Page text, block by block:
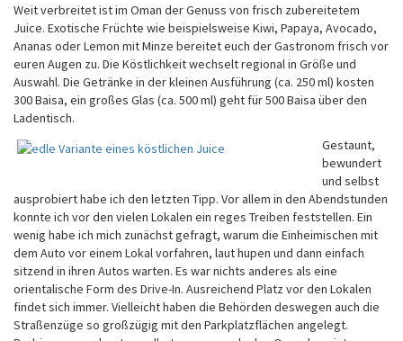
Weit verbreitet ist im Oman der Genuss von frisch zubereitetem
Juice. Exotische Früchte wie beispielsweise Kiwi, Papaya, Avocado,
Ananas oder Lemon mit Minze bereitet euch der Gastronom frisch vor
euren Augen zu. Die Köstlichkeit wechselt regional in Größe und
Auswahl. Die Getränke in der kleinen Ausführung (ca. 250 ml) kosten
300 Baisa, ein großes Glas (ca. 500 ml) geht für 500 Baisa über den
Ladentisch.
Gestaunt,
bewundert
und selbst
ausprobiert habe ich den letzten Tipp. Vor allem in den Abendstunden
konnte ich vor den vielen Lokalen ein reges Treiben feststellen. Ein
wenig habe ich mich zunächst gefragt, warum die Einheimischen mit
dem Auto vor einem Lokal vorfahren, laut hupen und dann einfach
sitzend in ihren Autos warten. Es war nichts anderes als eine
orientalische Form des Drive-In. Ausreichend Platz vor den Lokalen
findet sich immer. Vielleicht haben die Behörden deswegen auch die
Straßenzüge so großzügig mit den Parkplatzflächen angelegt.